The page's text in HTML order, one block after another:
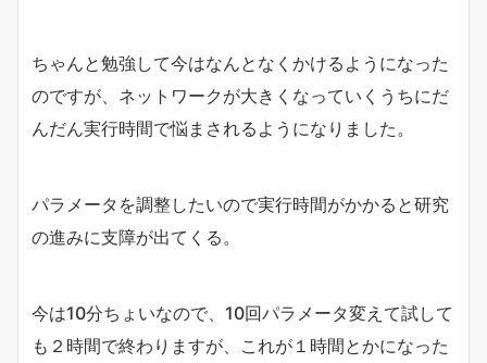
ちゃんと勉強して今はなんとなくかけるようになった
のですが、ネットワークが大きくなっていくうちにだ
んだん実行時間で悩まされるようになりました。
パラメータを調整したいので実行時間がかかると研究
の進みに支障が出てくる。
今は10分ちょいなので、10回パラメータ変えて試して
も２時間で終わりますが、これが１時間とかになった